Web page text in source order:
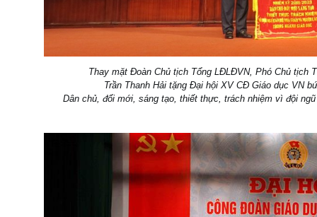
Thay mặt Đoàn Chủ tịch Tổng LĐLĐVN, Phó Chủ tịch
Trần Thanh Hải tặng Đại hội XV CĐ Giáo dục VN
Dân chủ, đổi mới, sáng tạo, thiết thực, trách nhiệm vì đội